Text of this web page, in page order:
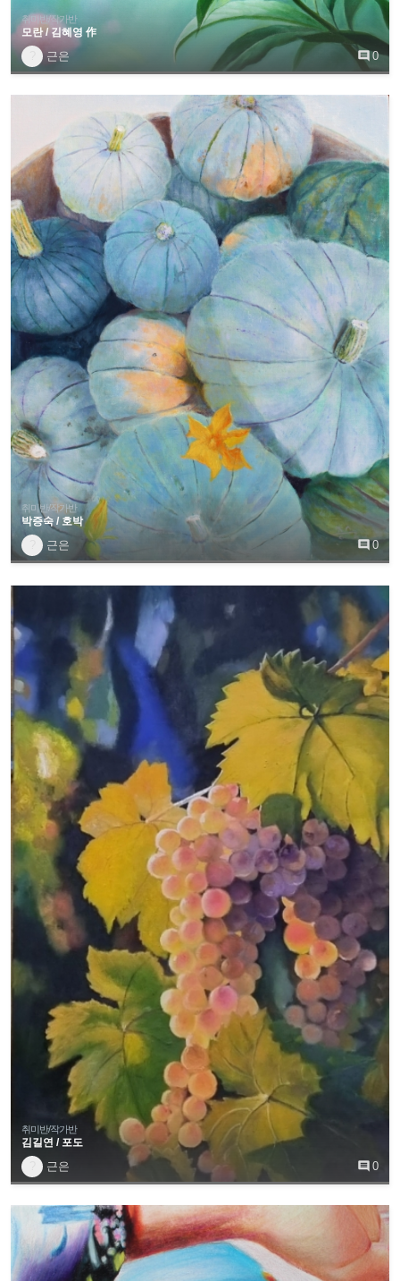
취미반/작가반
모란 / 김혜영 作
근은  0
취미반/작가반
박증숙 / 호박
근은  0
취미반/작가반
김길연 / 포도
근은  0